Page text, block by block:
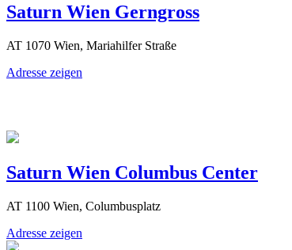
Saturn Wien Gerngross
AT 1070 Wien, Mariahilfer Straße
Adresse zeigen
Saturn Wien Columbus Center
AT 1100 Wien, Columbusplatz
Adresse zeigen